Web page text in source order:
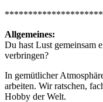
Allgemeines:
Du hast Lust gemeinsam
verbringen?
In gemütlicher
arbeiten. Wir ratschen,
Hobby der Welt.